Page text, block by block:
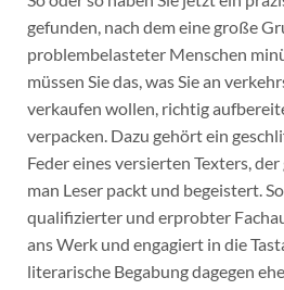
gefunden, nach dem eine große
problembelasteter Menschen
müssen Sie das, was Sie an
verkaufen wollen, richtig
verpacken. Dazu gehört ein
Feder eines versierten Texters,
man Leser packt und begeistert.
qualifizierter und erprobter
ans Werk und engagiert in die
literarische Begabung dagegen